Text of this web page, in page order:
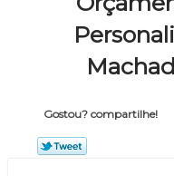
Gostou? compartilhe!